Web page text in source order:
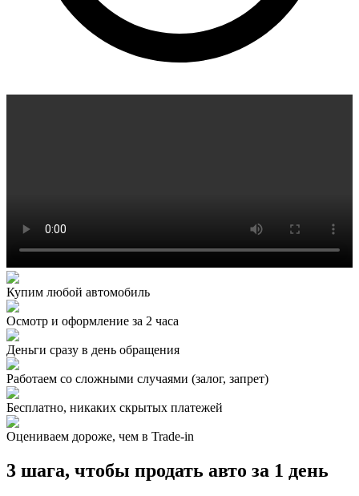
Купим любой автомобиль
Осмотр и оформление за 2 часа
Деньги сразу в день обращения
Работаем со сложными случаями (залог, запрет)
Бесплатно, никаких скрытых платежей
Оцениваем дороже, чем в Trade‑in
3 шага, чтобы продать авто за 1 день